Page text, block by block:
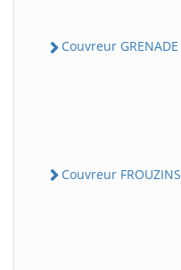
Couvreur GRENADE
Couvreur FROUZINS